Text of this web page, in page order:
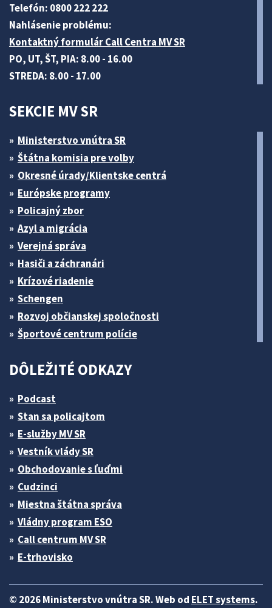
Telefón: 0800 222 222
Nahlásenie problému:
Kontaktný formulár Call Centra MV SR
PO, UT, ŠT, PIA: 8.00 - 16.00
STREDA: 8.00 - 17.00
SEKCIE MV SR
Ministerstvo vnútra SR
Štátna komisia pre volby
Okresné úrady/Klientske centrá
Európske programy
Policajný zbor
Azyl a migrácia
Verejná správa
Hasiči a záchranári
Krízové riadenie
Schengen
Rozvoj občianskej spoločnosti
Športové centrum polície
DÔLEŽITÉ ODKAZY
Podcast
Stan sa policajtom
E-služby MV SR
Vestník vlády SR
Obchodovanie s ľuďmi
Cudzinci
Miestna štátna správa
Vládny program ESO
Call centrum MV SR
E-trhovisko
© 2026 Ministerstvo vnútra SR. Web od ELET systems.